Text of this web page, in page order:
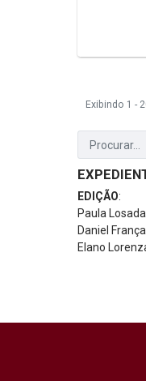
Exibindo 1 -
EDIÇÃO:
Paula
Daniel
Elano